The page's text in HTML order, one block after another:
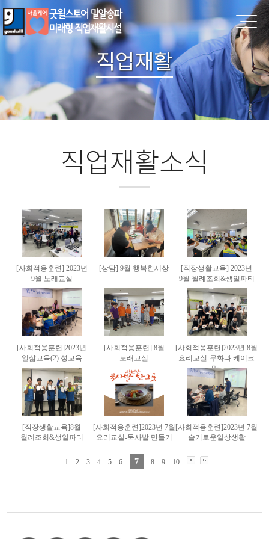
직업재활
직업재활소식
[사회적응훈련] 2023년
9월 노래교실
[상담] 9월 행복한세상
[직장생활교육] 2023년
9월 월례조회&생일파티
[사회적응훈련]2023년
일삶교육(2) 성교육
[사회적응훈련] 8월
노래교실
[사회적응훈련]2023년 8월
요리교실-무화과 케이크
만..
[직장생활교육]8월
월례조회&생일파티
[사회적응훈련]2023년 7월
요리교실-묵사발 만들기
[사회적응훈련]2023년 7월
슬기로운일상생활
1 2 3 4 5 6 7 8 9 10